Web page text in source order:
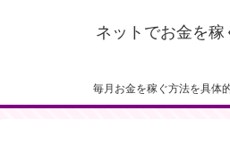
ネットでお金を稼
毎月お金を稼ぐ方法を具体